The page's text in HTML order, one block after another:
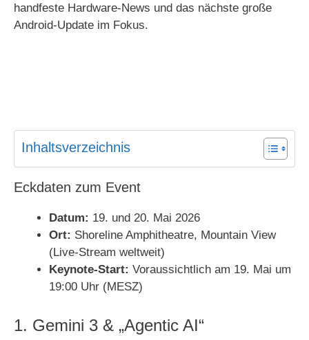
handfeste Hardware-News und das nächste große
Android-Update im Fokus.
Inhaltsverzeichnis
Eckdaten zum Event
Datum: 19. und 20. Mai 2026
Ort: Shoreline Amphitheatre, Mountain View
(Live-Stream weltweit)
Keynote-Start: Voraussichtlich am 19. Mai um
19:00 Uhr (MESZ)
1. Gemini 3 & „Agentic AI“